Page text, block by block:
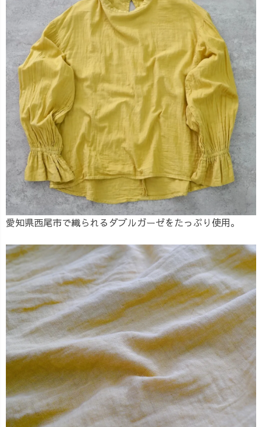
愛知県西尾市で織られるダブルガーゼをたっぷり使用。